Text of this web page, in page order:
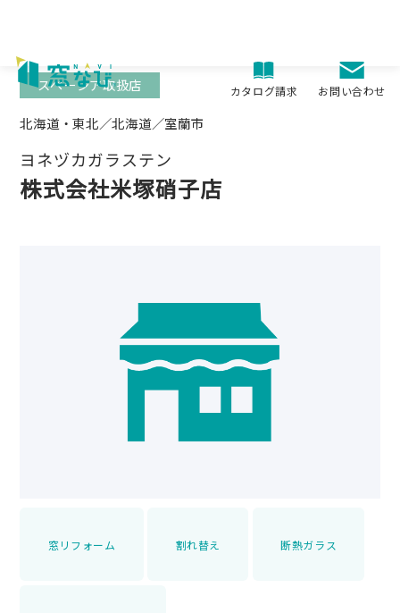
content
カタログ請求 お問い合わせ
北海道・東北／北海道／室蘭市
ヨネヅカガラステン
株式会社米塚硝子店
スペーシア取扱店
窓リフォーム 割れ替え 断熱ガラス